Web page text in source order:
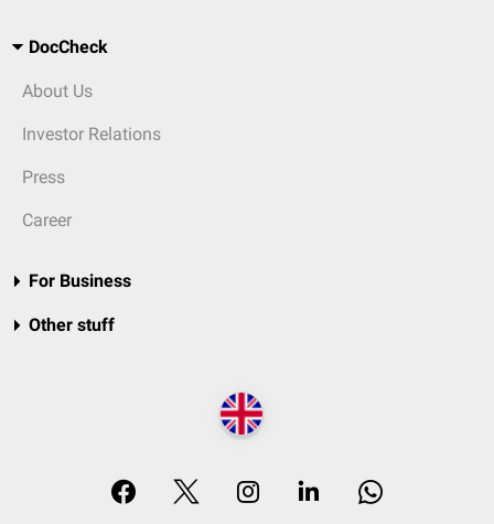
DocCheck
About Us
Investor Relations
Press
Career
For Business
Other stuff